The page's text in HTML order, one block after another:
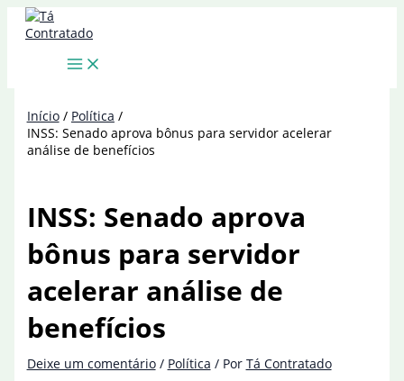
para
Início
Política
INSS: Senado aprova bônus para servidor acelerar
análise de benefícios
INSS: Senado aprova
bônus para servidor
acelerar análise de
benefícios
Deixe um comentário / Política / Por Tá Contratado